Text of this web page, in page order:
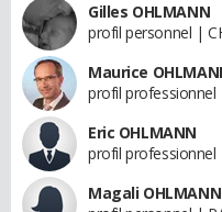
Gilles OHLMANN
profil personnel |
Maurice
profil professionnel
Eric OHLMANN
profil professionnel
Magali OHLMANN